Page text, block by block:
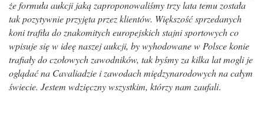
że formuła aukcji jaką zaproponowaliśmy trzy lata temu została
tak pozytywnie przyjęta przez klientów. Większość sprzedanych
koni trafiła do znakomitych europejskich stajni sportowych co
wpisuje się w ideę naszej aukcji, by wyhodowane w Polsce konie
trafiały do czołowych zawodników, tak byśmy za kilka lat mogli je
oglądać na Cavaliadzie i zawodach międzynarodowych na całym
świecie. Jestem wdzięczny wszystkim, którzy nam zaufali.